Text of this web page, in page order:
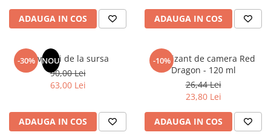
Masaj
Medicina & Farmacie
Medicina Pentru Toti
Sport
ADAUGA IN COS ADAUGA IN COS
-30% NOU
Revelatii de la sursa
90,00 Lei
63,00 Lei
ADAUGA IN COS
-10%
Odorizant de camera Red
Dragon - 120 ml
26,44 Lei
23,80 Lei
ADAUGA IN COS